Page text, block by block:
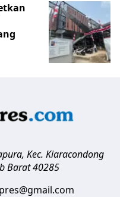
Kec. Kiaracondong
Barat 40285